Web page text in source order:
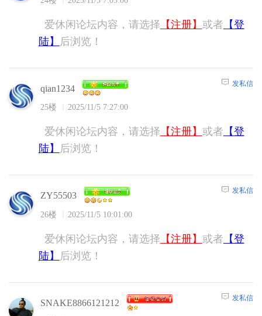
爱休闲论坛内容，请选择 【注册】 或者 【登
陆】
后浏览！
qian1234
25楼 2025/11/5 7:27:00
发私信
爱休闲论坛内容，请选择 【注册】 或者 【登
陆】
后浏览！
ZY55503
26楼 2025/11/5 10:01:00
发私信
爱休闲论坛内容，请选择 【注册】 或者 【登
陆】
后浏览！
SNAKE8866121212 发私信